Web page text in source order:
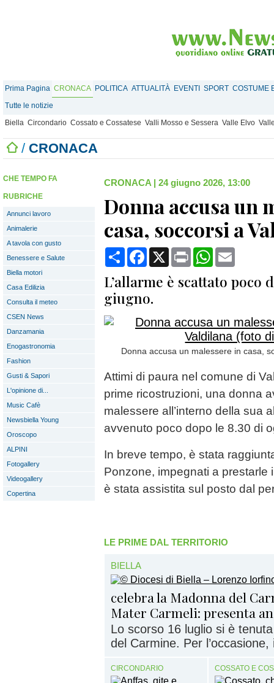
Prima Pagina CRONACA POLITICA ATTUALITÀ EVENTI SPORT COSTUME
Tutte le notizie
Biella Circondario Cossato e Cossatese Valli Mosso e Sessera Valle Elvo
/ CRONACA
CHE TEMPO FA
RUBRICHE
Annunci lavoro
Animalerie
A tavola con gusto
Benessere e Salute
Biella motori
Casa Edilizia
Consulta il meteo
CSEN News
Danzamania
Enogastronomia
Fashion
Gusti & Sapori
L'opinione di...
Music Cafè
Newsbiella Young
Oroscopo
ALPINI
Fotogallery
Videogallery
Copertina
CRONACA | 24 giugno 2026, 13:00
Donna accusa un
casa, soccorsi a
CondividiFacebook
X Print WhatsApp
L’allarme è scattato poco
giugno.
Donna accusa un malessere in casa,
Attimi di paura nel comune di
prime ricostruzioni, una donna
malessere all’interno della sua
avvenuto poco dopo le 8.30 di
In breve tempo, è stata
Ponzone, impegnati a prestarle
è stata assistita sul posto dal
LE PRIME DAL TERRITORIO
BIELLA
celebra la Madonna del
Mater Carmeli: presenta
Lo scorso 16 luglio si è
del Carmine. Per
CIRCONDARIO COSSATO E